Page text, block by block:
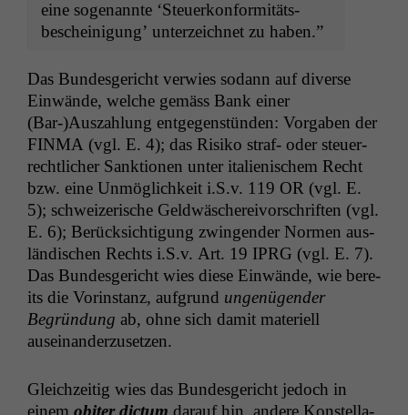
eine soge­nan­nte ‘Steuerkon­for­mitäts­
bescheini­gung’ unterze­ich­net zu haben.”
Das Bun­des­gericht ver­wies sodann auf diverse
Ein­wände, welche gemäss Bank ein­er
(Bar-)Auszahlung ent­ge­gen­stün­den: Vor­gaben der
FINMA (vgl. E. 4); das Risiko straf- oder steuer­
rechtlich­er Sank­tio­nen unter ital­ienis­chem Recht
bzw. eine Unmöglichkeit i.S.v. 119 OR (vgl. E.
5); schweiz­erische Geld­wäschereivorschriften (vgl.
E. 6); Berück­sich­ti­gung zwin­gen­der Nor­men aus­
ländis­chen Rechts i.S.v. Art. 19 IPRG (vgl. E. 7).
Das Bun­des­gericht wies diese Ein­wände, wie bere­
its die Vorin­stanz, auf­grund ungenü­gen­der
Begrün­dung ab, ohne sich damit materiell
auseinanderzusetzen.
Gle­ichzeit­ig wies das Bun­des­gericht jedoch in
einem obiter dic­tum darauf hin, andere Kon­stel­la­